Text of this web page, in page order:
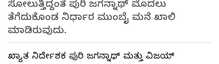
ಸೋಲುತ್ತಿದ್ದಂತೆ ಪುರಿ ಜಗನ್ನಾಥ್ ಮೊದಲು
ತೆಗೆದುಕೊಂಡ ನಿರ್ಧಾರ ಮುಂಬೈ ಮನೆ ಖಾಲಿ
ಮಾಡಿರುವುದು.
ಖ್ಯಾತ ನಿರ್ದೇಶಕ ಪುರಿ ಜಗನ್ನಾಥ್ ಮತ್ತು ವಿಜಯ್